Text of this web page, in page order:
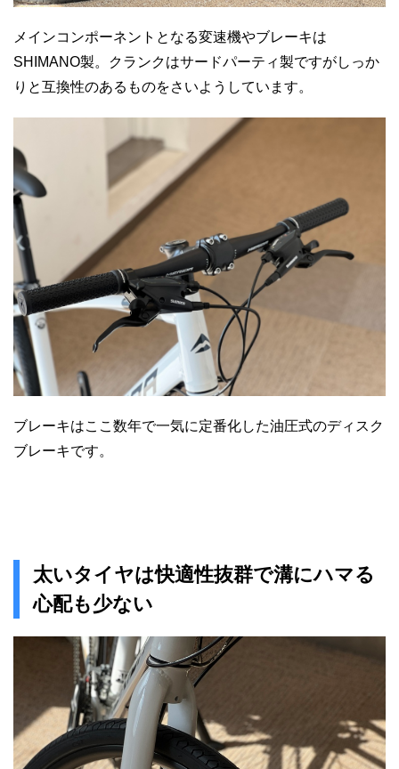
メインコンポーネントとなる変速機やブレーキは
SHIMANO製。クランクはサードパーティ製ですがしっか
りと互換性のあるものをさいようしています。
ブレーキはここ数年で一気に定番化した油圧式のディスク
ブレーキです。
太いタイヤは快適性抜群で溝にハマる
心配も少ない